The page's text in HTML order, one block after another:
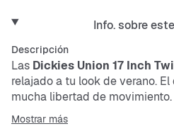
Info. sobre
Descripción
Las Dickies Union 17 Inch
relajado a tu look de verano.
mucha libertad de
resistentes, transpirables y
para el día a día. La cinturilla
Mostrar más